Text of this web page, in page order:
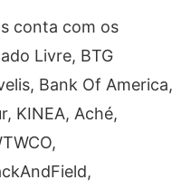
conta com os
Livre, BTG
Bank Of America,
KINEA, Aché,